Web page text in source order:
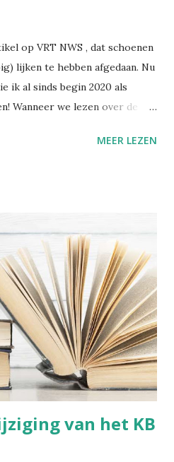
op VRT NWS , dat schoenen
lijken te hebben afgedaan. Nu
ik al sinds begin 2020 als
Wanneer we lezen over de
Hoe heeft een
gegeven toch even
heeft zich in China
(618-907 na Chr.). Het
de voeten omzwachtelde.
naar binnen geplooid en
De grote teen bleef recht. Het
Dit gold als een teken van
MEER LEZEN
van het KB